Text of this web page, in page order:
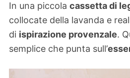
In una piccola cassetta di
collocate della lavanda e
di ispirazione provenzale.
semplice che punta sull’